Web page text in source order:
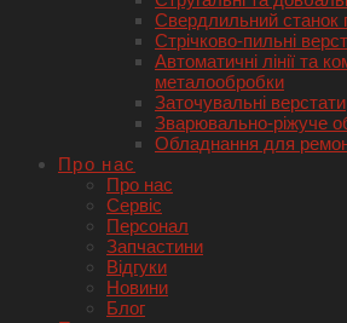
Свердлильний станок
Стрічково-пильні
Автоматичні лінії та
металообробки
Заточувальні верстати
Зварювально-ріжуче
Обладнання для
Про нас
Про нас
Сервіс
Персонал
Запчастини
Відгуки
Новини
Блог